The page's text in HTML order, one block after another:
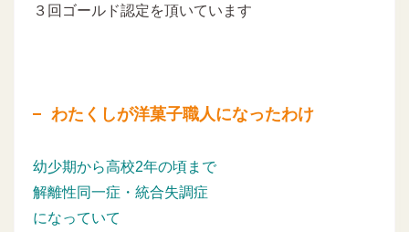
３回ゴールド認定を頂いています
わたくしが洋菓子職人になったわけ
幼少期から高校2年の頃まで
解離性同一症・統合失調症
になっていて